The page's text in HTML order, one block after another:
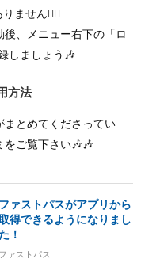
ません🙅‍♀️
後、メニュー右下の「ロ
しましょう🎶
方法
まとめてくださってい
をご覧下さい🎶🎶
ファストパスがアプリから
得できるようになりまし
！
ファストパス